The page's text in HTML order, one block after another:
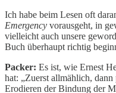
Ich habe beim Lesen oft
Emergency vorausgeht, in
vielleicht auch unsere
Buch überhaupt richtig
Packer: Es ist, wie Ernest
hat: „Zuerst allmählich,
Erodieren der Bindung der